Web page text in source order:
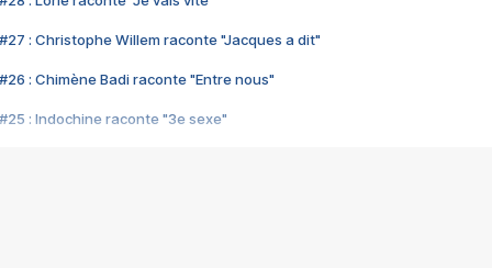
#27 : Christophe Willem raconte "Jacques a dit"
#26 : Chimène Badi raconte "Entre nous"
#25 : Indochine raconte "3e sexe"